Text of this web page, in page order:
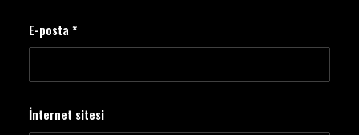
E-posta *
İnternet sitesi